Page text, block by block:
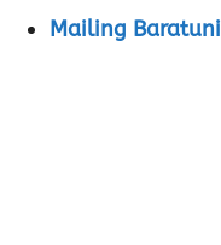
Mailing Baratuni